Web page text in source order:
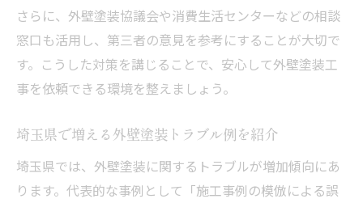
さらに、外壁塗装協議会や消費生活センターなどの相談
窓口も活用し、第三者の意見を参考にすることが大切で
す。こうした対策を講じることで、安心して外壁塗装工
事を依頼できる環境を整えましょう。
埼玉県で増える外壁塗装トラブル例を紹介
埼玉県では、外壁塗装に関するトラブルが増加傾向にあ
ります。代表的な事例として「施工事例の模倣による誤